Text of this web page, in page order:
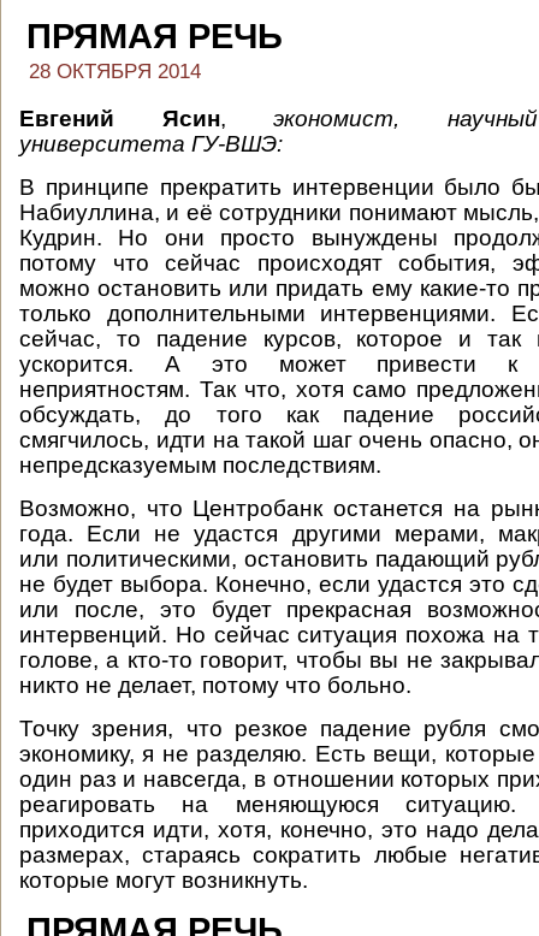
ПРЯМАЯ РЕЧЬ
28 ОКТЯБРЯ 2014
Евгений Ясин,экономист,
университета ГУ-ВШЭ:
В принципе прекратить интервенции было
Набиуллина, и её сотрудники понимают
Кудрин. Но они просто вынуждены
потому что сейчас происходят события,
можно остановить или придать ему какие-то
только дополнительными интервенциями.
сейчас, то падение курсов, которое и так
ускорится. А это может привести к
неприятностям. Так что, хотя само
обсуждать, до того как падение
смягчилось, идти на такой шаг очень опасно,
непредсказуемым последствиям.
Возможно, что Центробанк останется на
года. Если не удастся другими мерами,
или политическими, остановить падающий
не будет выбора. Конечно, если удастся это
или после, это будет прекрасная
интервенций. Но сейчас ситуация похожа на
голове, а кто-то говорит, чтобы вы не
никто не делает, потому что больно.
Точку зрения, что резкое падение рубля
экономику, я не разделяю. Есть вещи,
один раз и навсегда, в отношении которых
реагировать на меняющуюся ситуацию.
приходится идти, хотя, конечно, это надо
размерах, стараясь сократить любые
которые могут возникнуть.